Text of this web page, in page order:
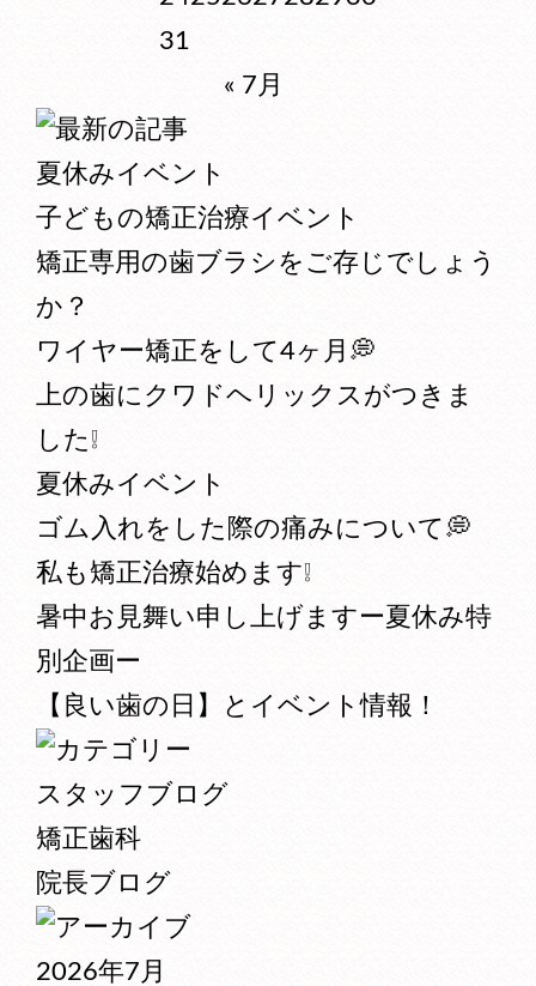
31
« 7月
夏休みイベント
子どもの矯正治療イベント
矯正専用の歯ブラシをご存じでしょう
か？
ワイヤー矯正をして4ヶ月💭
上の歯にクワドヘリックスがつきま
した❕
夏休みイベント
ゴム入れをした際の痛みについて💭
私も矯正治療始めます❕
暑中お見舞い申し上げますー夏休み特
別企画ー
【良い歯の日】とイベント情報！
スタッフブログ
矯正歯科
院長ブログ
2026年7月